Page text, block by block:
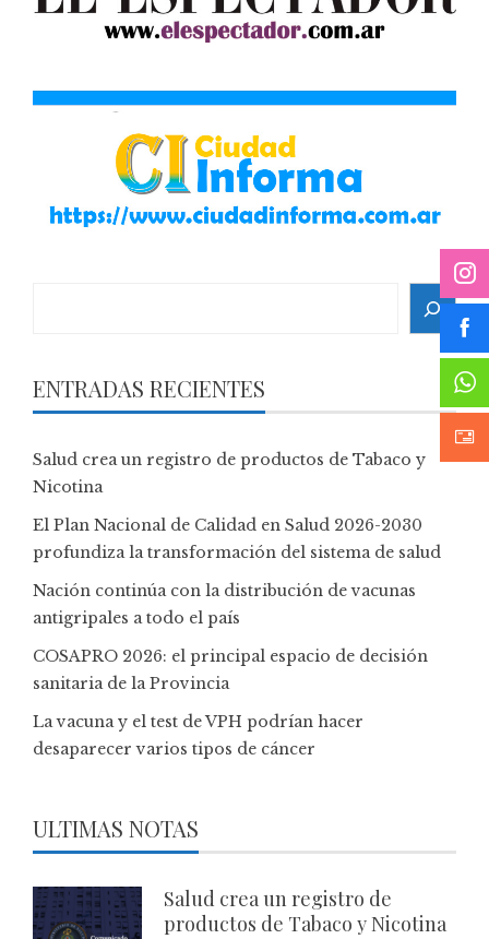
ENTRADAS RECIENTES
Salud crea un registro de productos de Tabaco y
Nicotina
El Plan Nacional de Calidad en Salud 2026-2030
profundiza la transformación del sistema de salud
Nación continúa con la distribución de vacunas
antigripales a todo el país
COSAPRO 2026: el principal espacio de decisión
sanitaria de la Provincia
La vacuna y el test de VPH podrían hacer
desaparecer varios tipos de cáncer
ULTIMAS NOTAS
Salud crea un registro de
productos de Tabaco y Nicotina